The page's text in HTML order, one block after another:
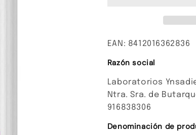
EAN: 8412016362836
Razón social
Laboratorios
Ntra. Sra. de
916838306
Denominación de